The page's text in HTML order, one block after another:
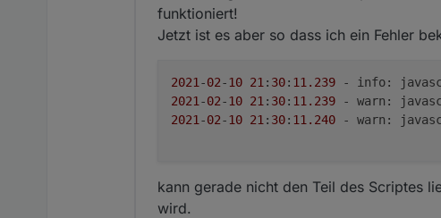
funktioniert!
Jetzt ist es aber so dass ich ein Fehler
2021 -02-10 21 : 30: 11.239 - info:
2021 -02-10 21 : 30: 11.239 - warn:
2021 -02-10 21 : 30: 11.240 - warn:
kann gerade nicht den Teil des Scriptes
wird.